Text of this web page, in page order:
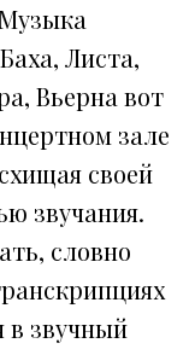
Листа,
Вьерна вот
зале
своей
звучания.
словно
в звучный